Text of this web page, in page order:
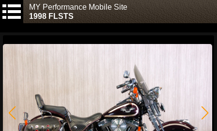
MY Performance Mobile Site
1998 FLSTS